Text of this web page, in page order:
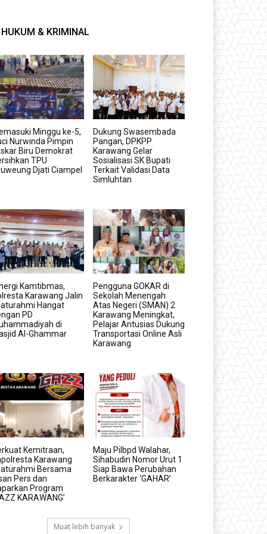
HUKUM & KRIMINAL
Minggu ke-5,
Nurwinda Pimpin
Biru Demokrat
TPU
Djati Ciampel
Dukung Swasembada
Pangan, DPKPP
Karawang Gelar
Sosialisasi SK Bupati
Terkait Validasi Data
Simluhtan
Kamtibmas,
Karawang Jalin
Hangat
PD
di
Al-Ghammar
Pengguna GOKAR di
Sekolah Menengah
Atas Negeri (SMAN) 2
Karawang Meningkat,
Pelajar Antusias Dukung
Transportasi Online Asli
Karawang
Kemitraan,
Karawang
Bersama
Pers dan
Program
KARAWANG’
Maju Pilbpd Walahar,
Sihabudin Nomor Urut 1
Siap Bawa Perubahan
Berkarakter ‘GAHAR’
Muat lebih banyak